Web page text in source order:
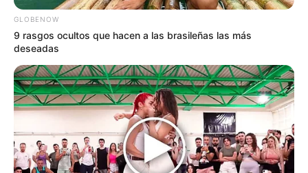
GLOBENOW
9 rasgos ocultos que hacen a las brasileñas las más
deseadas